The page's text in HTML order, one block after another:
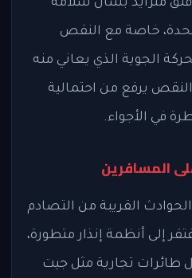
متزايد بشأن سلامة
خاصة مع النقص
الجوية الذي يعاني منه
يرفع من احتمالية
في الأجواء.
المسافرين
القريبة من التصادم
إلى أنظمة إنذار متطورة،
طائرات تجارية مثل جيت